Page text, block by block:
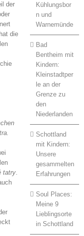
der
die
tatry.
Kühlungsbor
n und
Warnemünde
Bad
Bentheim mit
Kindern:
Kleinstadtper
le an der
Grenze zu
den
Niederlanden
Schottland
mit Kindern:
Unsere
gesammelten
Erfahrungen
Soul Places:
Meine 9
Lieblingsorte
in Schottland